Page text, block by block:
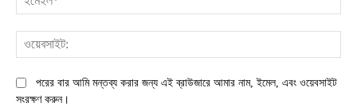
পরের বার আমি মন্তব্য করার জন্য এই ব্রাউজারে আমার নাম, ইমেল, এবং ওয়েবসাইট
সংরক্ষণ করুন।